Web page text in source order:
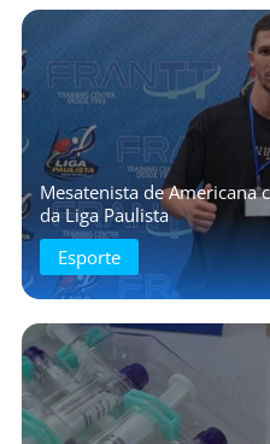
Mesatenista de Americana
da Liga Paulista
Esporte